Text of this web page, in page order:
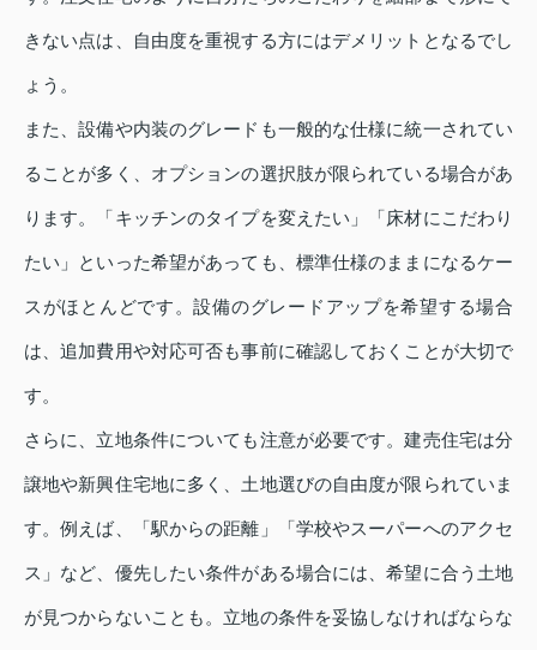
きない点は、自由度を重視する方にはデメリットとなるでし
ょう。
また、設備や内装のグレードも一般的な仕様に統一されてい
ることが多く、オプションの選択肢が限られている場合があ
ります。「キッチンのタイプを変えたい」「床材にこだわり
たい」といった希望があっても、標準仕様のままになるケー
スがほとんどです。設備のグレードアップを希望する場合
は、追加費用や対応可否も事前に確認しておくことが大切で
す。
さらに、立地条件についても注意が必要です。建売住宅は分
譲地や新興住宅地に多く、土地選びの自由度が限られていま
す。例えば、「駅からの距離」「学校やスーパーへのアクセ
ス」など、優先したい条件がある場合には、希望に合う土地
が見つからないことも。立地の条件を妥協しなければならな